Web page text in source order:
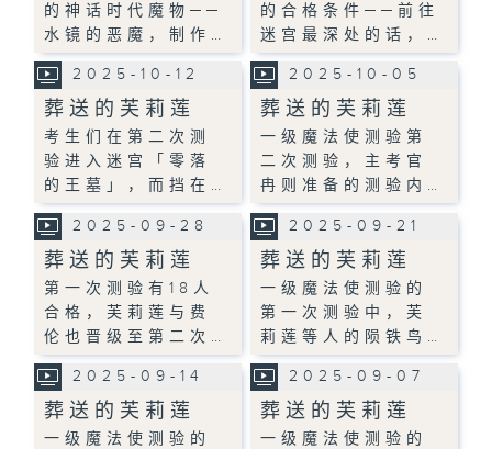
的神话时代魔物──
水镜的恶魔，制作…
的合格条件──前往
迷宫最深处的话，…
2025-10-12
葬送的芙莉莲
考生们在第二次测
验进入迷宫「零落
的王墓」，而挡在…
2025-10-05
葬送的芙莉莲
一级魔法使测验第
二次测验，主考官
冉则准备的测验内…
2025-09-28
葬送的芙莉莲
第一次测验有18人
合格，芙莉莲与费
伦也晋级至第二次…
2025-09-21
葬送的芙莉莲
一级魔法使测验的
第一次测验中，芙
莉莲等人的陨铁鸟…
2025-09-14
葬送的芙莉莲
一级魔法使测验的
2025-09-07
葬送的芙莉莲
一级魔法使测验的